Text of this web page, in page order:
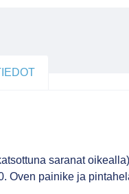
saranat
Oven painike ja